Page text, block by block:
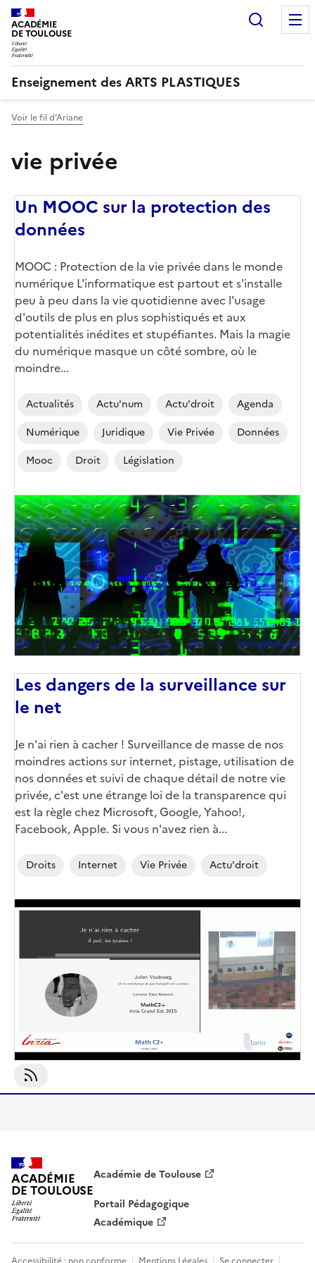
ACADÉMIE
DE TOULOUSE
Enseignement des ARTS PLASTIQUES
Voir le fil d’Ariane
vie privée
Un MOOC sur la protection des
données
MOOC : Protection de la vie privée dans le monde
numérique L'informatique est partout et s'installe
peu à peu dans la vie quotidienne avec l'usage
d'outils de plus en plus sophistiqués et aux
potentialités inédites et stupéfiantes. Mais la magie
du numérique masque un côté sombre, où le
moindre...
Actualités Actu'num Actu'droit
Agenda
Numérique
Juridique Vie Privée
Données
Mooc
Droit Législation
Les dangers de la surveillance sur
le net
Je n'ai rien à cacher ! Surveillance de masse de nos
moindres actions sur internet, pistage, utilisation de
nos données et suivi de chaque détail de notre vie
privée, c'est une étrange loi de la transparence qui
est la règle chez Microsoft, Google, Yahoo!,
Facebook, Apple. Si vous n'avez rien à...
Droits Internet Vie Privée Actu'droit
S'abonner À Vie Privée
ACADÉMIE
DE TOULOUSE
Académie de Toulouse
Portail Pédagogique
Académique